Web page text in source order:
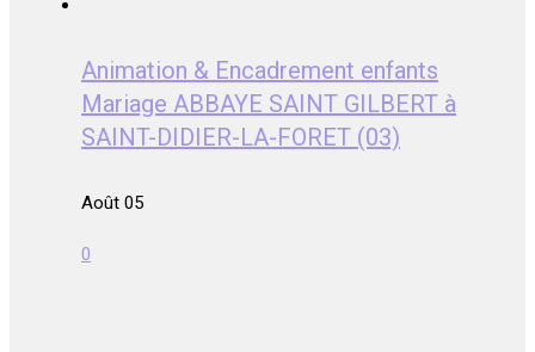
Animation & Encadrement enfants
Mariage ABBAYE SAINT GILBERT à
SAINT-DIDIER-LA-FORET (03)
Août 05
0